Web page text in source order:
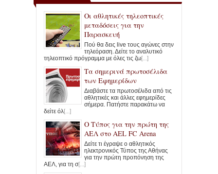
Οι αθλητικές τηλεοπτικές
μεταδόσεις για την
Παρασκευή
Πού θα δεις live τους αγώνες στην
τηλεόραση. Δείτε το αναλυτικό
τηλεοπτικό πρόγραμμα με όλες τις ζω[...]
Τα σημερινά πρωτοσέλιδα
των Εφημερίδων
Διαβάστε τα πρωτοσέλιδα από τις
αθλητικές και άλλες εφημερίδες
σήμερα. Πατήστε παρακάτω να
δείτε όλ[...]
Ο Τύπος για την πρώτη της
ΑΕΛ στο AEL FC Arena
Δείτε τι έγραψε ο αθλητικός
ηλεκτρονικός Τύπος της Αθήνας
για την πρώτη προπόνηση της
ΑΕΛ, για τη σ[...]